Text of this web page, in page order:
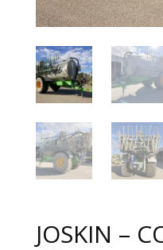
JOSKIN –